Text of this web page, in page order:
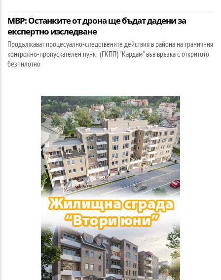
МВР: Останките от дрона ще бъдат дадени за
експертно изследване
Продължават процесуално-следствените действия в района на граничния
контролно-пропускателен пункт (ГКПП) "Кардам" във връзка с откритото
безпилотно